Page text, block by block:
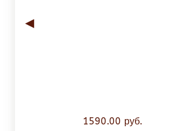
◄
1590.00 руб.